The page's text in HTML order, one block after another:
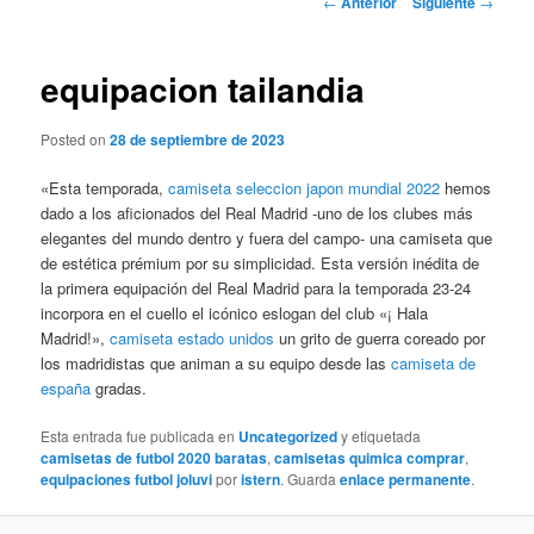
equipacion tailandia
Posted on28 de septiembre de 2023
«Esta temporada,camiseta seleccion japon mundial 2022 hemos
dado a los aficionados del Real Madrid -uno de los clubes más
elegantes del mundo dentro y fuera del campo- una camiseta que
de estética prémium por su simplicidad. Esta versión inédita de
la primera equipación del Real Madrid para la temporada 23-24
incorpora en el cuello el icónico eslogan del club «¡ Hala
Madrid!»,camiseta estado unidos un grito de guerra coreado por
los madridistas que animan a su equipo desde lascamiseta de
españa gradas.
Esta entrada fue publicada en Uncategorizedy etiquetada
camisetas de futbol 2020 baratas,camisetas quimica comprar,
equipaciones futbol joluviporistern. Guardaenlace permanente.